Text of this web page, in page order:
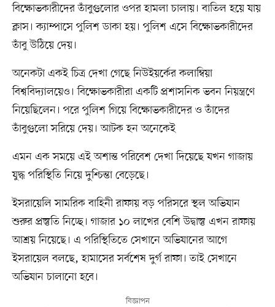
বিক্ষোভকারীদের তাঁবুগুলোর ওপর হামলা চালায়। বাতিল হয়ে যায়
ক্লাস। ক্যাম্পাসে পুলিশ ডাকা হয়। পুলিশ এসে বিক্ষোভকারীদের
তাঁবু উঠিয়ে দেয়।
অনেকটা একই চিত্র দেখা গেছে নিউইয়র্কের কলাম্বিয়া
বিশ্ববিদ্যালয়েও। বিক্ষোভকারীরা একটি প্রশাসনিক ভবন নিয়ন্ত্রণে
নিয়েছিলেন। পরে পুলিশ গিয়ে বিক্ষোভকারীদের ও তাঁদের
তাঁবুগুলো সরিয়ে দেয়। আটক হন অনেকেই
এমন এক সময়ে এই অশান্ত পরিবেশ দেখা দিয়েছে যখন গাজায়
যুদ্ধ পরিস্থিতি নিয়ে দুশ্চিন্তা বেড়েছে।
ইসরায়েলি সামরিক বাহিনী রাফায় বড় পরিসরে স্থল অভিযান
শুরুর প্রস্তুতি নিচ্ছে। গাজার ১০ লাখের বেশি উদ্বাস্তু এখন রাফায়
আশ্রয় নিয়েছে। এ পরিস্থিতিতে সেখানে অভিযানের আগে
ইসরায়েল বলছে, হামাসের সর্বশেষ দুর্গ রাফা। তাই সেখানে
অভিযান চালানো হবে।